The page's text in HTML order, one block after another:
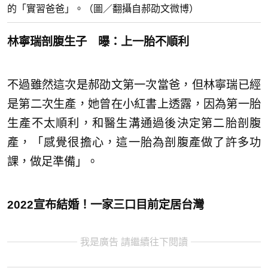
的「實習爸爸」。（圖／翻攝自郝劭文微博）
林寧瑞剖腹生子 曝：上一胎不順利
不過雖然這次是郝劭文第一次當爸，但林寧瑞已經
是第二次生產，她曾在小紅書上透露，因為第一胎
生產不太順利，和醫生溝通過後決定第二胎剖腹
產，「感覺很擔心，這一胎為剖腹產做了許多功
課，做足準備」。
2022宣布結婚！一家三口目前定居台灣
我是廣告 請繼續往下閱讀